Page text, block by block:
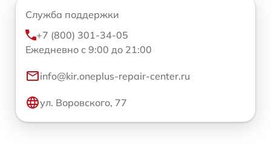
Служба поддержки
+7 (800) 301-34-05
Ежедневно с 9:00 до 21:00
info@kir.oneplus-repair-center.ru
ул. Воровского, 77